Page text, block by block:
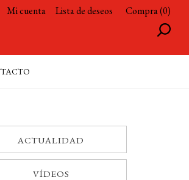
Mi cuenta Lista de deseos Compra (0)
ACTUALIDAD
VÍDEOS